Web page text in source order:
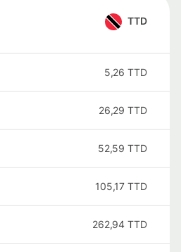
TTD
5,26 TTD
26,29 TTD
52,59 TTD
105,17 TTD
262,94 TTD